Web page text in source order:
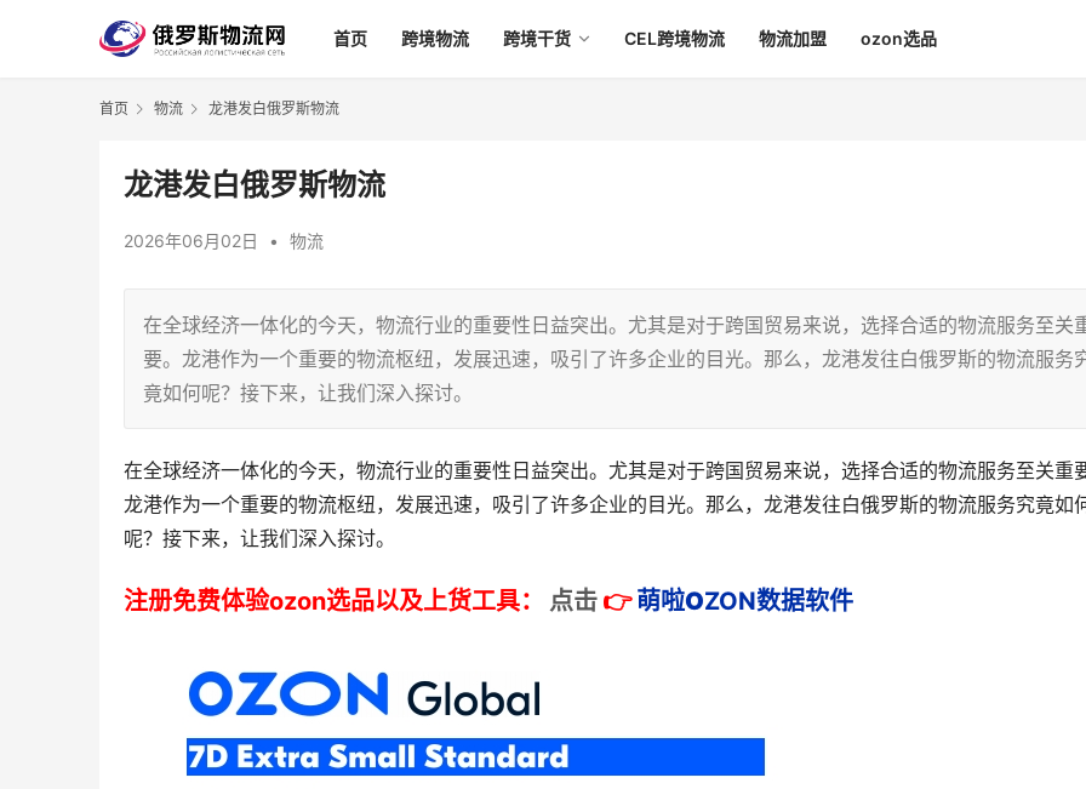
首页 跨境物流 跨境干货 CEL跨境物流 物流加盟 ozon选品
首页 物流 龙港发白俄罗斯物流
龙港发白俄罗斯物流
2026年06月02日 • 物流
在全球经济一体化的今天，物流行业的重要性日益突出。尤其是对于跨国贸易来说，选择合适的物流服务至关
要。龙港作为一个重要的物流枢纽，发展迅速，吸引了许多企业的目光。那么，龙港发往白俄罗斯的物流服务
竟如何呢？接下来，让我们深入探讨。
在全球经济一体化的今天，物流行业的重要性日益突出。尤其是对于跨国贸易来说，选择合适的物流服务至关重
龙港作为一个重要的物流枢纽，发展迅速，吸引了许多企业的目光。那么，龙港发往白俄罗斯的物流服务究竟如
呢？接下来，让我们深入探讨。
注册免费体验ozon选品以及上货工具： 点击 👉 萌啦OZON数据软件